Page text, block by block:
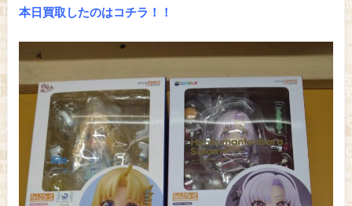
本日買取したのはコチラ！！